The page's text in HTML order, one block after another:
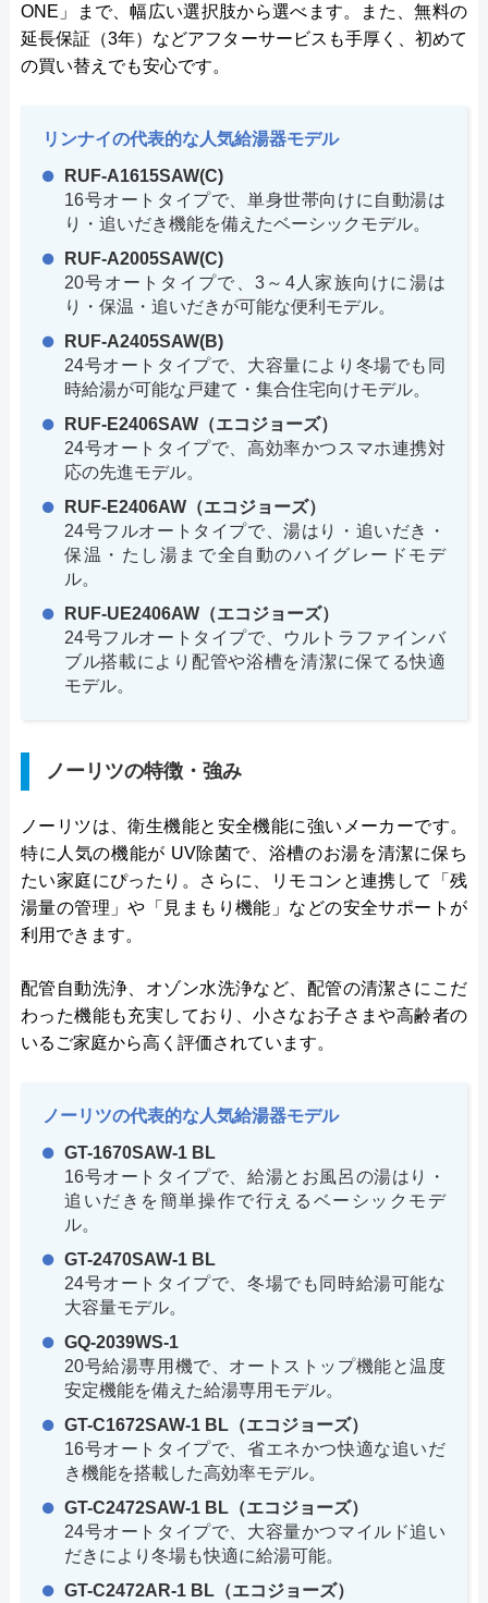
ONE」まで、幅広い選択肢から選べます。また、無料の
延長保証（3年）などアフターサービスも手厚く、初めて
の買い替えでも安心です。
リンナイの代表的な人気給湯器モデル
RUF-A1615SAW(C)
16号オートタイプで、単身世帯向けに自動湯は
り・追いだき機能を備えたベーシックモデル。
RUF-A2005SAW(C)
20号オートタイプで、3～4人家族向けに湯は
り・保温・追いだきが可能な便利モデル。
RUF-A2405SAW(B)
24号オートタイプで、大容量により冬場でも同
時給湯が可能な戸建て・集合住宅向けモデル。
RUF-E2406SAW（エコジョーズ）
24号オートタイプで、高効率かつスマホ連携対
応の先進モデル。
RUF-E2406AW（エコジョーズ）
24号フルオートタイプで、湯はり・追いだき・
保温・たし湯まで全自動のハイグレードモデ
ル。
RUF-UE2406AW（エコジョーズ）
24号フルオートタイプで、ウルトラファインバ
ブル搭載により配管や浴槽を清潔に保てる快適
モデル。
ノーリツの特徴・強み
ノーリツは、衛生機能と安全機能に強いメーカーです。
特に人気の機能が UV除菌で、浴槽のお湯を清潔に保ち
たい家庭にぴったり。さらに、リモコンと連携して「残
湯量の管理」や「見まもり機能」などの安全サポートが
利用できます。
配管自動洗浄、オゾン水洗浄など、配管の清潔さにこだ
わった機能も充実しており、小さなお子さまや高齢者の
いるご家庭から高く評価されています。
ノーリツの代表的な人気給湯器モデル
GT-1670SAW-1 BL
16号オートタイプで、給湯とお風呂の湯はり・
追いだきを簡単操作で行えるベーシックモデ
ル。
GT-2470SAW-1 BL
24号オートタイプで、冬場でも同時給湯可能な
大容量モデル。
GQ-2039WS-1
20号給湯専用機で、オートストップ機能と温度
安定機能を備えた給湯専用モデル。
GT-C1672SAW-1 BL（エコジョーズ）
16号オートタイプで、省エネかつ快適な追いだ
き機能を搭載した高効率モデル。
GT-C2472SAW-1 BL（エコジョーズ）
24号オートタイプで、大容量かつマイルド追い
だきにより冬場も快適に給湯可能。
GT-C2472AR-1 BL（エコジョーズ）